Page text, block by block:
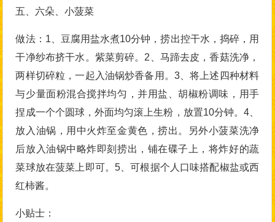
五、六朵、小菠菜
做法：1、豆腐用盐水煮10分钟，捞出控干水，捣碎，用
干净纱布挤干水。紫菜剪碎。2、马蹄去皮，香菇洗净，
两样切碎粒，一起入油锅炒香备用。3、将上述四种材料
与少量面粉混合搅拌均匀，并用盐、胡椒粉调味，用手
捏成一个个圆球，外面均匀滚上生粉，放置10分钟。4、
放入油锅，用中火炸至金黄色，捞出。另外小菠菜洗净
后放入油锅中略炸即刻捞出，铺在碟子上，将炸好的蔬
菜球放在菠菜上即可。5、可根据个人口味搭配椒盐或西
红柿酱。
小贴士：